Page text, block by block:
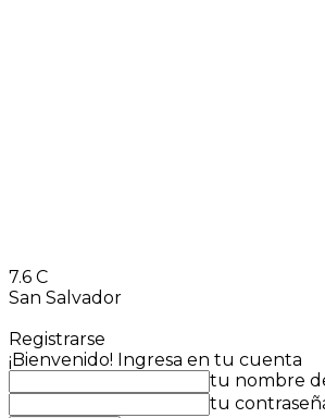
7.6 C
San Salvador
Registrarse
¡Bienvenido! Ingresa en tu cuenta
tu nombre
tu